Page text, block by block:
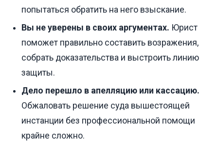
попытаться обратить на него взыскание.
Вы не уверены в своих аргументах. Юрист
поможет правильно составить возражения,
собрать доказательства и выстроить линию
защиты.
Дело перешло в апелляцию или кассацию.
Обжаловать решение суда вышестоящей
инстанции без профессиональной помощи
крайне сложно.